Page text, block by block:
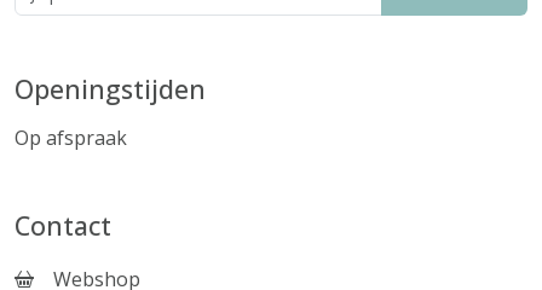
Openingstijden
Op afspraak
Contact
Webshop